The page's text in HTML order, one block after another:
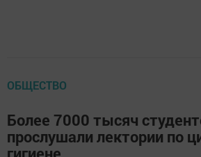
ОБЩЕСТВО
Более 7000 тысяч
прослушали лектории по